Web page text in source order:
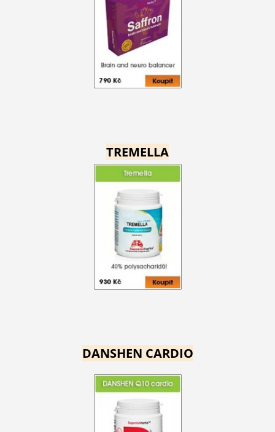
TREMELLA
DANSHEN CARDIO